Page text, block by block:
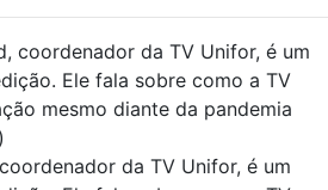
da TV Unifor, é um